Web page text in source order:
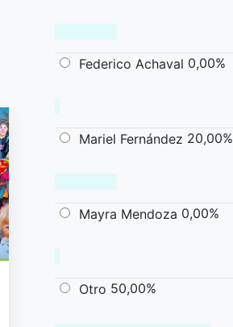
Federico Achaval 0,00%
Mariel Fernández 20,00%
Mayra Mendoza 0,00%
Otro 50,00%